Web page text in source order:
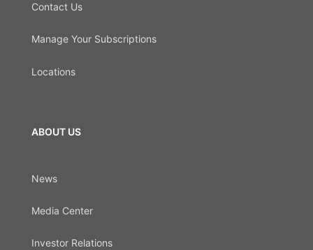
Contact Us
Manage Your Subscriptions
Locations
ABOUT US
News
Media Center
Investor Relations